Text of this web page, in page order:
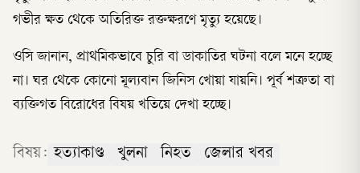
গভীর ক্ষত থেকে অতিরিক্ত রক্তক্ষরণে মৃত্যু হয়েছে।
ওসি জানান, প্রাথমিকভাবে চুরি বা ডাকাতির ঘটনা বলে মনে হচ্ছে
না। ঘর থেকে কোনো মূল্যবান জিনিস খোয়া যায়নি। পূর্ব শত্রুতা বা
ব্যক্তিগত বিরোধের বিষয় খতিয়ে দেখা হচ্ছে।
বিষয়: হত্যাকাণ্ড খুলনা নিহত জেলার খবর